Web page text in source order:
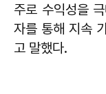
주로 수익성을
자를 통해 지속
고 말했다.